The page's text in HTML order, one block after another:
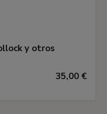
y otros
35,00 €